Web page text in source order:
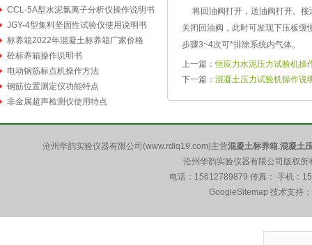
CCL-5A型水泥氯离子分析仪操作说明书
JGY-4型集料坚固性试验仪使用说明书
标养箱2022年混凝土标养箱厂家价格
砼标养箱操作说明书
电动钢筋标点机操作方法
钢筋位置测定仪功能特点
非金属超声检测仪使用特点
将回油阀打开，送油阀打开。接
关闭回油阀，此时可发现下压板
步骤3~4次可*排除系统内气体。
上一篇：恒应力水泥压力试验机操
下一篇： 混凝土压力试验机操作说
沧州华韵实验仪器有限公司(www.rdlq19.com)主营混凝土标养箱,混凝土
沧州华韵实验仪器有限公司版权
电话：15612789879 传真： 手机：
GoogleSitemap 技术支持